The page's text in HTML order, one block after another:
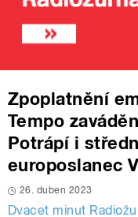
Zpoplatnění
Tempo
Potrápí i
europoslanec
26. duben 2023
Dvacet minut